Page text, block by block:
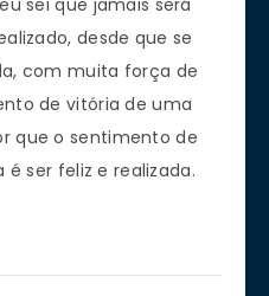
desde que se
com muita força de
de vitória de uma
que o sentimento de
ser feliz e realizada.